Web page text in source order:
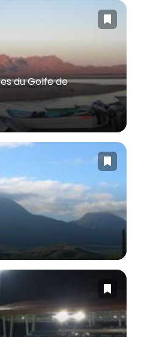
du Golfe de